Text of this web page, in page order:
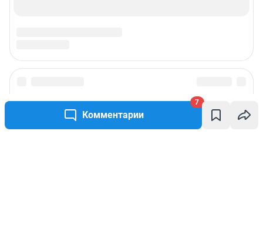
Комментарии
7